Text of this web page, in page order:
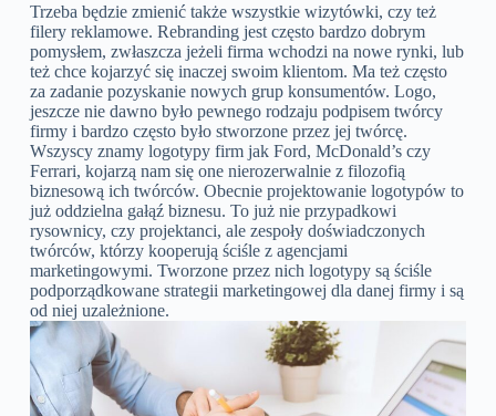
Trzeba będzie zmienić także wszystkie wizytówki, czy też
filery reklamowe. Rebranding jest często bardzo dobrym
pomysłem, zwłaszcza jeżeli firma wchodzi na nowe rynki, lub
też chce kojarzyć się inaczej swoim klientom. Ma też często
za zadanie pozyskanie nowych grup konsumentów. Logo,
jeszcze nie dawno było pewnego rodzaju podpisem twórcy
firmy i bardzo często było stworzone przez jej twórcę.
Wszyscy znamy logotypy firm jak Ford, McDonald’s czy
Ferrari, kojarzą nam się one nierozerwalnie z filozofią
biznesową ich twórców. Obecnie projektowanie logotypów to
już oddzielna gałąź biznesu. To już nie przypadkowi
rysownicy, czy projektanci, ale zespoły doświadczonych
twórców, którzy kooperują ściśle z agencjami
marketingowymi. Tworzone przez nich logotypy są ściśle
podporządkowane strategii marketingowej dla danej firmy i są
od niej uzależnione.